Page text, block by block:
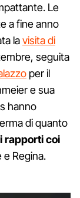
Le
a fine anno
lavisita di
seguita
per il
e sua
hanno
di quanto
rapporti coi
e Regina.